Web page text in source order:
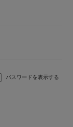
パスワードを表示する